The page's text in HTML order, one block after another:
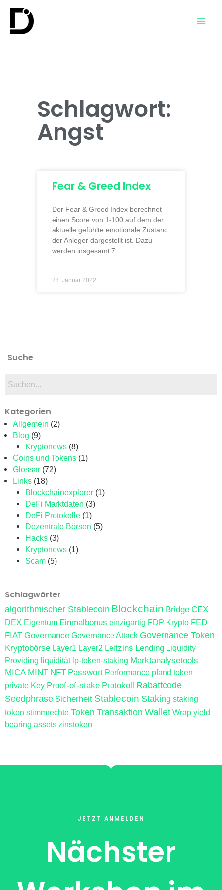
Schlagwort:
Angst
Fear & Greed Index
Der Fear & Greed Index berechnet
einen Score von 1-100 auf dem der
aktuelle gefühlte emotionale Zustand
der Anleger dargestellt ist. Dazu
werden insgesamt 7
28. Januar 2022
Suche
Kategorien
Allgemein (2)
Blog (9)
Kryptonews (8)
Coins und Tokens (1)
Glossar (72)
Links (18)
Blockchainexplorer (1)
DeFi Marktdaten (3)
DeFi Protokolle (1)
Dezentrale Börsen (5)
Hacks (3)
Kryptonews (1)
Scam (5)
Schlagwörter
algorithmischer Stablecoin Blockchain Bridge CEX
DEX Eigentum Einmalbonus einzigartig FDP Krypto FED
FIAT Governance Governance Attack Governance Token
Kryptobörse Layer1 Layer2 Leitzins Lending Liquidity
Providing liquidität lp-token-staking Marktanalysetools
MICA MINT NFT Passwort Performance pfand token
private Key Proof-of-stake Protokoll Rabattcode
Seedphrase Sicherheit Stablecoin Staking staking
token stimmrechte Token Transaktion Wallet Wrap yield
bearing assets zinstoken
JETZT ANMELDEN
Nächster